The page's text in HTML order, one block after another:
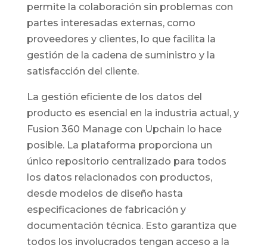
permite la colaboración sin problemas con
partes interesadas externas, como
proveedores y clientes, lo que facilita la
gestión de la cadena de suministro y la
satisfacción del cliente.
La gestión eficiente de los datos del
producto es esencial en la industria actual, y
Fusion 360 Manage con Upchain lo hace
posible. La plataforma proporciona un
único repositorio centralizado para todos
los datos relacionados con productos,
desde modelos de diseño hasta
especificaciones de fabricación y
documentación técnica. Esto garantiza que
todos los involucrados tengan acceso a la